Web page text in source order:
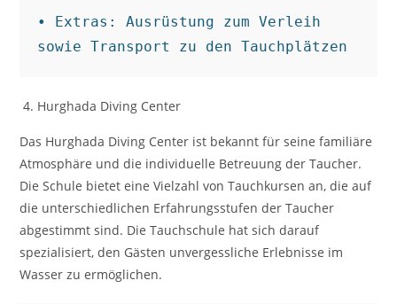
• Extras: Ausrüstung zum Verleih
sowie Transport zu den Tauchplätzen
Hurghada Diving Center
Das Hurghada Diving Center ist bekannt für seine familiäre
Atmosphäre und die individuelle Betreuung der Taucher.
Die Schule bietet eine Vielzahl von Tauchkursen an, die auf
die unterschiedlichen Erfahrungsstufen der Taucher
abgestimmt sind. Die Tauchschule hat sich darauf
spezialisiert, den Gästen unvergessliche Erlebnisse im
Wasser zu ermöglichen.